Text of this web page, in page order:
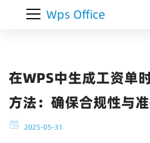
Wps Office
在WPS中生成工资单
方法：确保合规性与
2025-05-31